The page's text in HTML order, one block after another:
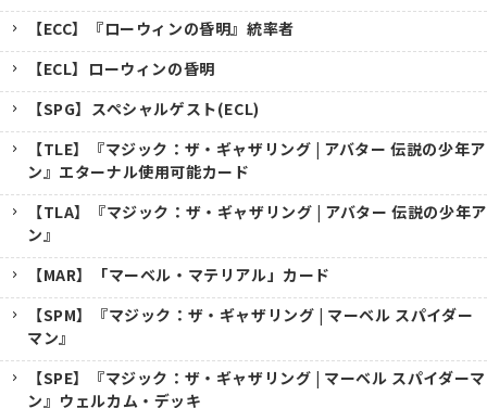
【ECC】『ローウィンの昏明』統率者
【ECL】ローウィンの昏明
【SPG】スペシャルゲスト(ECL)
【TLE】『マジック：ザ・ギャザリング | アバター 伝説の少年ア
ン』エターナル使用可能カード
【TLA】『マジック：ザ・ギャザリング | アバター 伝説の少年ア
ン』
【MAR】「マーベル・マテリアル」カード
【SPM】『マジック：ザ・ギャザリング | マーベル スパイダー
マン』
【SPE】『マジック：ザ・ギャザリング | マーベル スパイダーマ
ン』ウェルカム・デッキ